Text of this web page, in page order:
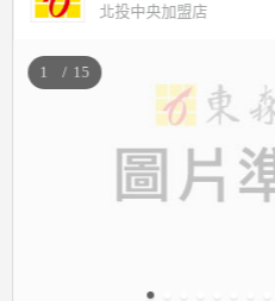
北投中央加盟店
/